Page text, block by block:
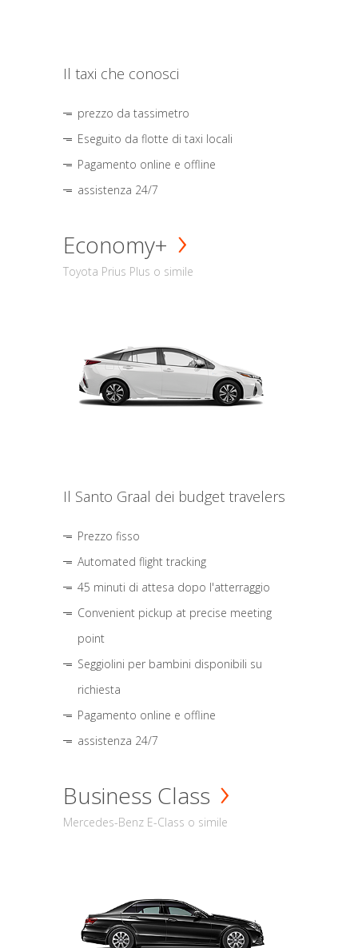
Il taxi che conosci
prezzo da tassimetro
Eseguito da flotte di taxi locali
Pagamento online e offline
assistenza 24/7
Economy+
Toyota Prius Plus o simile
Il Santo Graal dei budget travelers
Prezzo fisso
Automated flight tracking
45 minuti di attesa dopo l'atterraggio
Convenient pickup at precise meeting
point
Seggiolini per bambini disponibili su
richiesta
Pagamento online e offline
assistenza 24/7
Business Class
Mercedes-Benz E-Class o simile